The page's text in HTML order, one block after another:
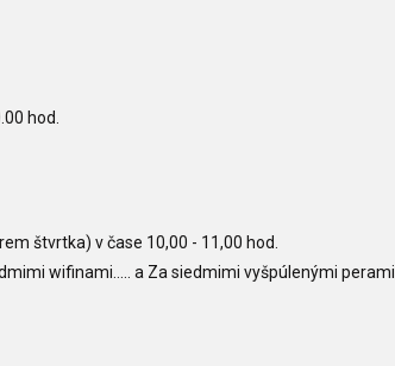
hod.
štvrtka) v čase 10,00 - 11,00 hod.
wifinami..... a Za siedmimi vyšpúlenými perami